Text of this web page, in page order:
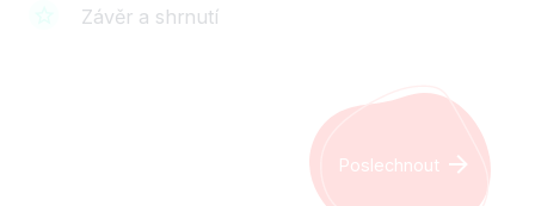
Závěr a shrnutí
Poslechnout